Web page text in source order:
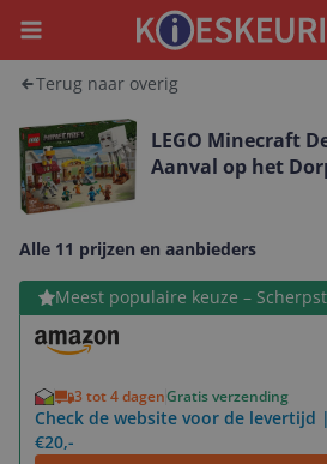
Menu
Terug naar overig
LEGO Minecraft
Aanval op het
Alle 11 prijzen en aanbieders
Meest populaire keuze –
3 tot 4 dagenGratis verzending
Check de website voor de levertijd
€20,-
Bekijk product